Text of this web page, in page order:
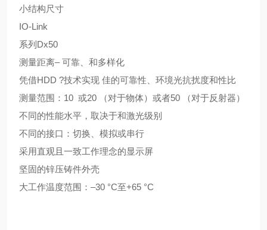
小结构尺寸
IO-Link
系列Dx50
测量距离– 可靠、和多样化
凭借HDD ?技术实现 佳的可靠性、环境光抗扰度和性比
测量范围：10 或20 （对于物体）或者50 （对于反射器）
不同的性能水平，取决于和激光级别
不同的接口：切换、模拟或串行
采用直观且一致工作理念的显示屏
坚固的锌压铸件外壳
大工作温度范围：–30 °C至+65 °C